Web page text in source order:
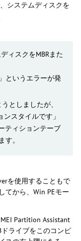
システムディスクを
ィスクをMBRまた
」というエラーが発
としましたが、
ンスタイルです」
ティションテーブ
。
を使用することもで
てから、Win PEモー
Partition Assistant
ライブをこのコンピ